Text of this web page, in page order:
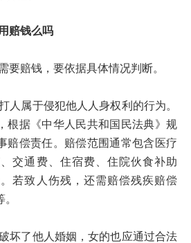
赔钱么吗
赔钱，要依据具体情况判断。
属于侵犯他人人身权利的行为。
根据《中华人民共和国民法典》规
赔偿责任。赔偿范围通常包含医疗
交通费、住宿费、住院伙食补助
若致人伤残，还需赔偿残疾赔偿
了他人婚姻，女的也应通过合法